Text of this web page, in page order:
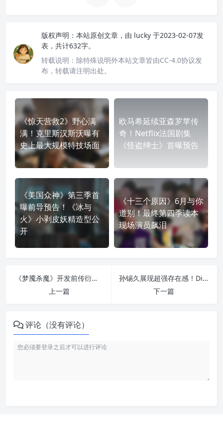
版权声明： 本站原创文章，由 lucky 于2023-02-07发
表，共计632字。
转载说明： 除特殊说明外本站文章皆由CC-4.0协议发
布，转载请注明出处。
《惊天营救2》野心满
满！克里斯汉斯沃曝有
史上最大规模特技场面
欧马希延续亚森罗苹传
奇！Netflix法国剧集
《怪盗绅士》首曝预告
《美国众神》第三季首
曝前导预告！《冰与
火》小剥皮妖精造型公
开
《十三个原因》6月与你
道别！最终第四季读本
现场演员飙泪
《梦魇杀魔》开发前传衍生剧！揭开三一杀手起源故事
上一篇
孙锡久展现超强存在感！Disney+原创韩剧《地下菁英》第二季正式上线
下一篇
评论（没有评论）